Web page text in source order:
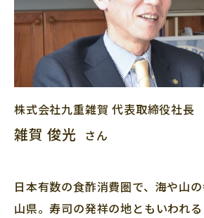
株式会社九重雑賀代表取締役社長
雑賀 俊光 さん
日本有数の食酢消費圏で、海や山
山県。寿司の発祥の地ともいわれ